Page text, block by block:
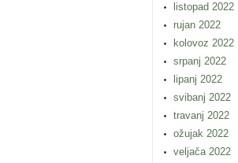
listopad 2022
rujan 2022
kolovoz 2022
srpanj 2022
lipanj 2022
svibanj 2022
travanj 2022
ožujak 2022
veljača 2022